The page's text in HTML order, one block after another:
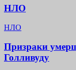
НЛО
НЛО
Призраки
Голливуду